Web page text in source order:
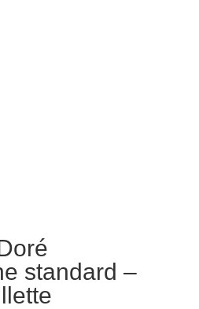
standard –